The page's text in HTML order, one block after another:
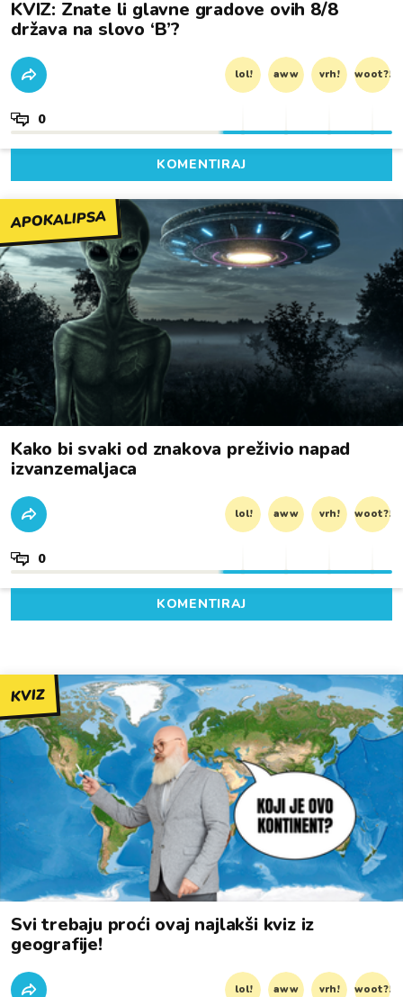
KVIZ: Znate li glavne gradove ovih 8/8
država na slovo ‘B’?
lol! aww vrh! woot?!
0
KOMENTIRAJ
APOKALIPSA
Kako bi svaki od znakova preživio napad
izvanzemaljaca
lol! aww vrh! woot?!
0
KOMENTIRAJ
KVIZ
Svi trebaju proći ovaj najlakši kviz iz
geografije!
lol! aww vrh! woot?!